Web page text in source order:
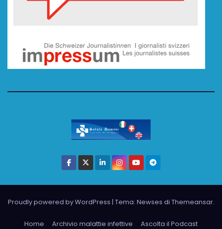
Proudly powered by WordPress | Tema: Newses di Themeansar.
Home Archivio malattie infettive
Ascolta il Podcast